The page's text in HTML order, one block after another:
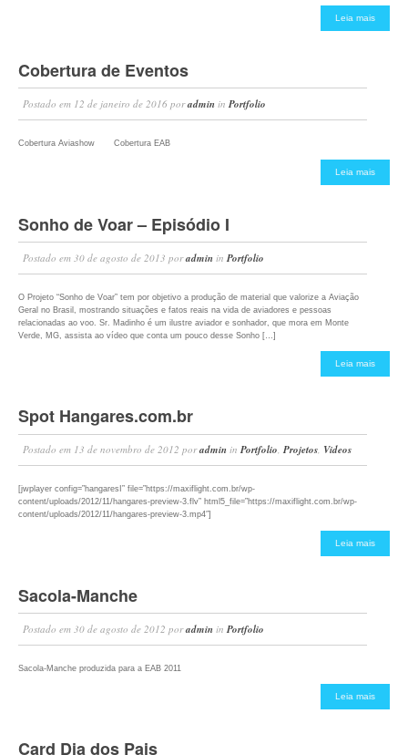
Leia mais
Cobertura de Eventos
Postado em 12 de janeiro de 2016 poradmin in Portfolio
Cobertura Aviashow Cobertura EAB
Leia mais
Sonho de Voar – Episódio I
Postado em 30 de agosto de 2013 poradmin in Portfolio
O Projeto “Sonho de Voar” tem por objetivo a produção de material que valorize a Aviação
Geral no Brasil, mostrando situações e fatos reais na vida de aviadores e pessoas
relacionadas ao voo. Sr. Madinho é um ilustre aviador e sonhador, que mora em Monte
Verde, MG, assista ao vídeo que conta um pouco desse Sonho […]
Leia mais
Spot Hangares.com.br
Postado em 13 de novembro de 2012 poradmin in Portfolio, Projetos, Videos
[jwplayer config=”hangaresI” file=”https://maxiflight.com.br/wp-
content/uploads/2012/11/hangares-preview-3.flv” html5_file=”https://maxiflight.com.br/wp-
content/uploads/2012/11/hangares-preview-3.mp4″]
Leia mais
Sacola-Manche
Postado em 30 de agosto de 2012 poradmin in Portfolio
Sacola-Manche produzida para a EAB 2011
Leia mais
Card Dia dos Pais